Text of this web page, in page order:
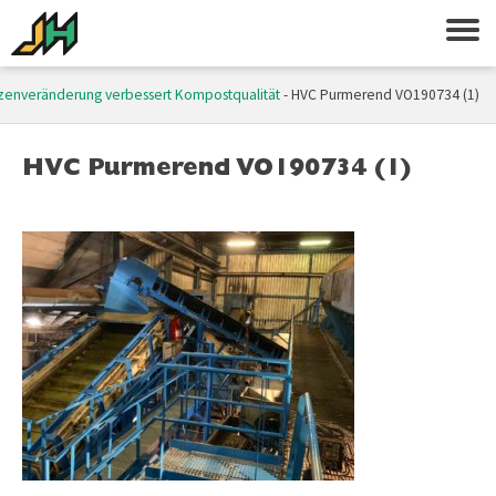
verbessert Kompostqualität-HVC Purmerend VO190734 (1)
HVC Purmerend VO190734 (1)